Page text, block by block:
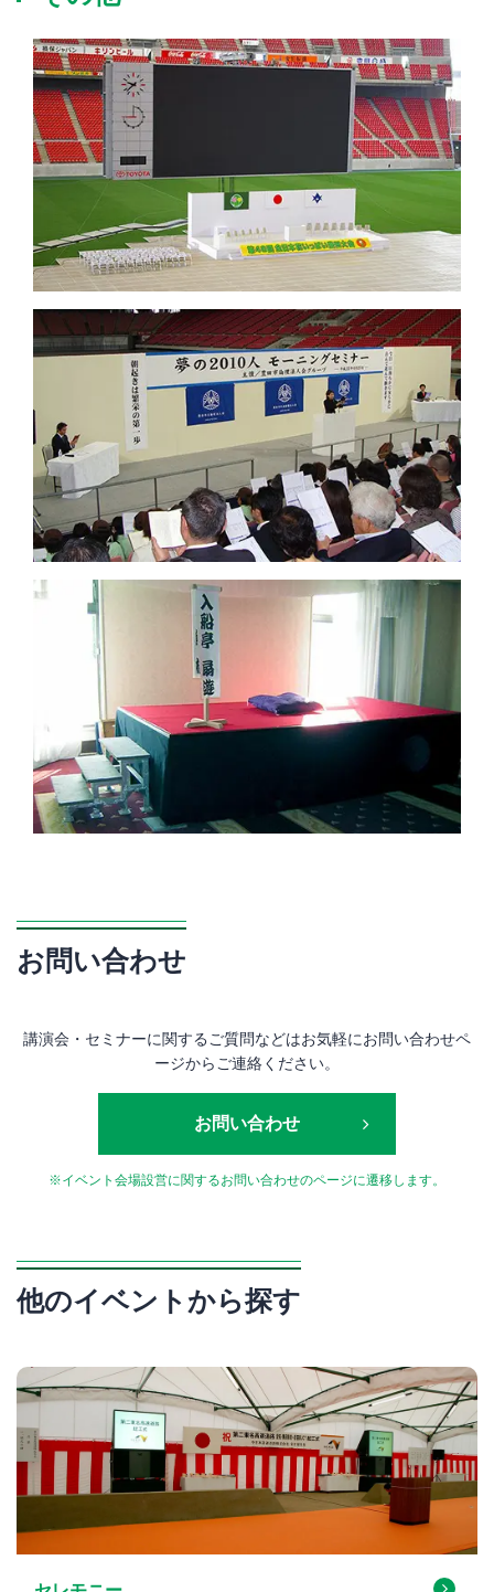
お問い合わせ
講演会・セミナーに関するご質問などはお気軽にお問い合わせペ
ージからご連絡ください。
お問い合わせ
※イベント会場設営に関するお問い合わせのページに遷移します。
他のイベントから探す